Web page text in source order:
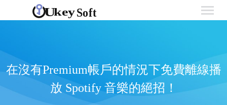
在沒有Premium帳戶的情況下免費離線播
放 Spotify 音樂的絕招！